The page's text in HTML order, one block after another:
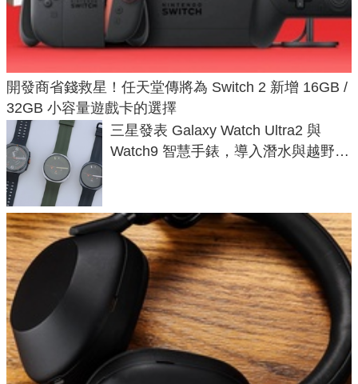
開發商省錢救星！任天堂傳將為 Switch 2 新增 16GB /
32GB 小容量遊戲卡的選擇
三星發表 Galaxy Watch Ultra2 與
Watch9 智慧手錶，導入潛水與越野跑